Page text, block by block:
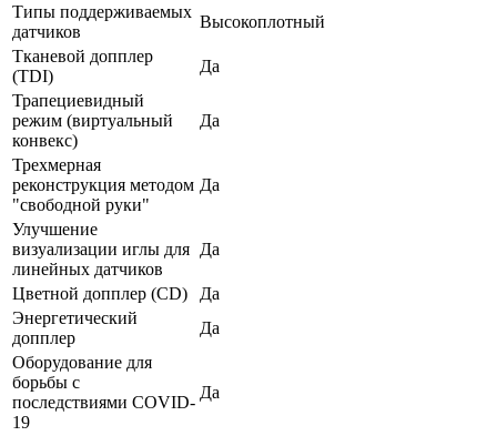
Типы поддерживаемых
датчиков
Высокоплотный
Тканевой допплер
(TDI)
Да
Трапециевидный
режим (виртуальный
конвекс)
Да
Трехмерная
реконструкция методом
"свободной руки"
Да
Улучшение
визуализации иглы для
линейных датчиков
Да
Цветной допплер (CD)
Да
Энергетический
допплер
Да
Оборудование для
борьбы с
последствиями COVID-
19
Да